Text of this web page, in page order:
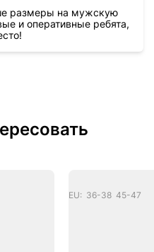
размеры на мужскую
и оперативные ребята,
EU: 36-38 45-47